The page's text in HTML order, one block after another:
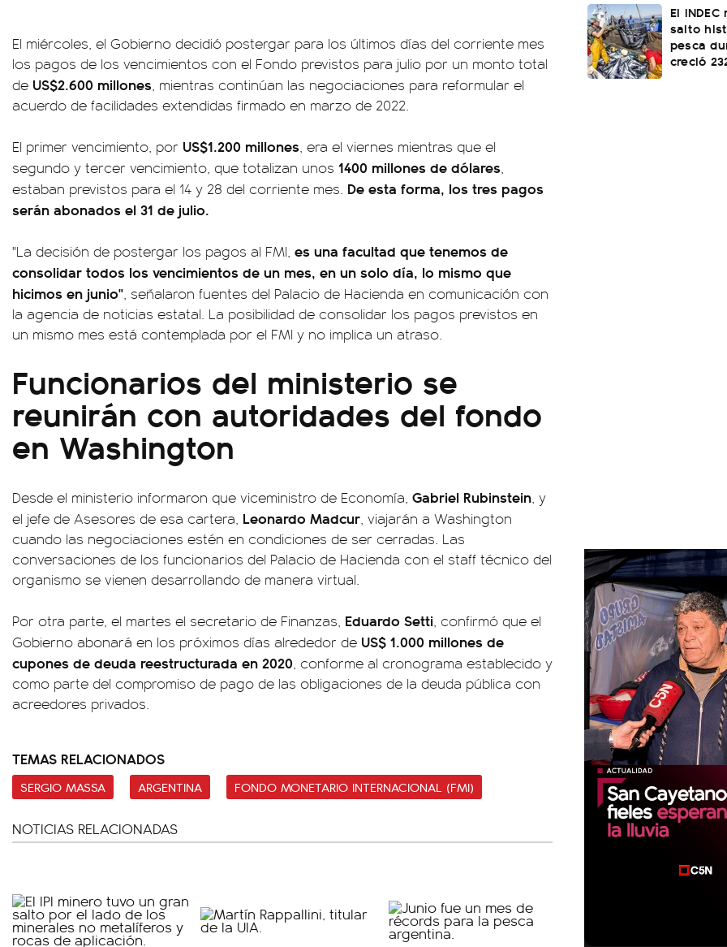
El miércoles, el Gobierno decidió postergar para los últimos días del corriente mes
los pagos de los vencimientos con el Fondo previstos para julio por un monto total
de US$2.600 millones, mientras continúan las negociaciones para reformular el
acuerdo de facilidades extendidas firmado en marzo de 2022.
El primer vencimiento, por US$1.200 millones, era el viernes mientras que el
segundo y tercer vencimiento, que totalizan unos 1400 millones de dólares,
estaban previstos para el 14 y 28 del corriente mes. De esta forma, los tres pagos
serán abonados el 31 de julio.
"La decisión de postergar los pagos al FMI, es una facultad que tenemos de
consolidar todos los vencimientos de un mes, en un solo día, lo mismo que
hicimos en junio", señalaron fuentes del Palacio de Hacienda en comunicación con
la agencia de noticias estatal. La posibilidad de consolidar los pagos previstos en
un mismo mes está contemplada por el FMI y no implica un atraso.
Funcionarios del ministerio se
reunirán con autoridades del fondo
en Washington
Desde el ministerio informaron que viceministro de Economía, Gabriel Rubinstein, y
el jefe de Asesores de esa cartera, Leonardo Madcur, viajarán a Washington
cuando las negociaciones estén en condiciones de ser cerradas. Las
conversaciones de los funcionarios del Palacio de Hacienda con el staff técnico del
organismo se vienen desarrollando de manera virtual.
Por otra parte, el martes el secretario de Finanzas, Eduardo Setti, confirmó que el
Gobierno abonará en los próximos días alrededor de US$ 1.000 millones de
cupones de deuda reestructurada en 2020, conforme al cronograma establecido y
como parte del compromiso de pago de las obligaciones de la deuda pública con
acreedores privados.
TEMAS RELACIONADOS
SERGIO MASSA ARGENTINA FONDO MONETARIO INTERNACIONAL (FMI)
NOTICIAS RELACIONADAS
El
salto
pesca
creció